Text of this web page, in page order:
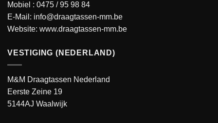
Mobiel : 0475 / 95 98 84
E-Mail: info@draagtassen-mm.be
Website: www.draagtassen-mm.be
VESTIGING (NEDERLAND)
M&M Draagtassen Nederland
Eerste Zeine 19
5144AJ Waalwijk